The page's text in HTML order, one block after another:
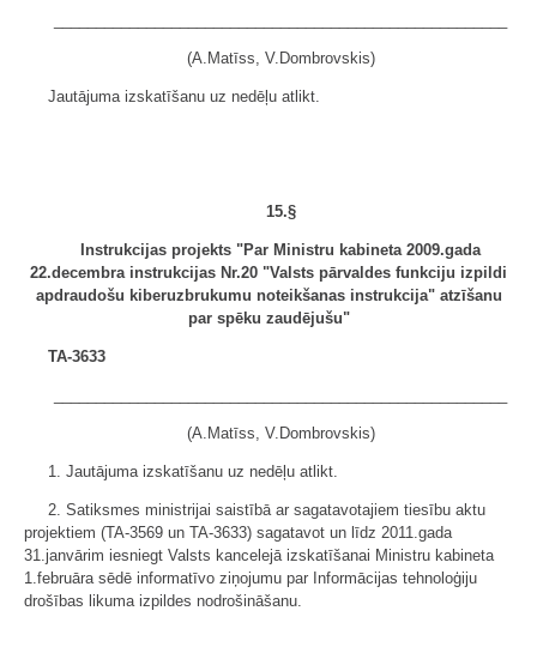
(A.Matīss, V.Dombrovskis)
Jautājuma izskatīšanu uz nedēļu atlikt.
15.§
Instrukcijas projekts "Par Ministru kabineta 2009.gada
22.decembra instrukcijas Nr.20 "Valsts pārvaldes funkciju izpildi
apdraudošu kiberuzbrukumu noteikšanas instrukcija" atzīšanu
par spēku zaudējušu"
TA-3633
(A.Matīss, V.Dombrovskis)
1. Jautājuma izskatīšanu uz nedēļu atlikt.
2. Satiksmes ministrijai saistībā ar sagatavotajiem tiesību aktu
projektiem (TA-3569 un TA-3633) sagatavot un līdz 2011.gada
31.janvārim iesniegt Valsts kancelejā izskatīšanai Ministru kabineta
1.februāra sēdē informatīvo ziņojumu par Informācijas tehnoloģiju
drošības likuma izpildes nodrošināšanu.